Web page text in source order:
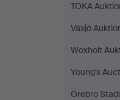
TOKA
Växjö
Woxholt
Young's
Örebro